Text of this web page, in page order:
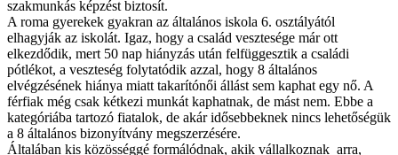
szakmunkás képzést biztosít.
A roma gyerekek gyakran az általános iskola 6. osztályától
elhagyják az iskolát. Igaz, hogy a család vesztesége már ott
elkezdődik, mert 50 nap hiányzás után felfüggesztik a családi
pótlékot, a veszteség folytatódik azzal, hogy 8 általános
elvégzésének hiánya miatt takarítónői állást sem kaphat egy nő. A
férfiak még csak kétkezi munkát kaphatnak, de mást nem. Ebbe a
kategóriába tartozó fiatalok, de akár idősebbeknek nincs lehetőségük
a 8 általános bizonyítvány megszerzésére.
Általában kis közösséggé formálódnak, akik vállalkoznak arra,